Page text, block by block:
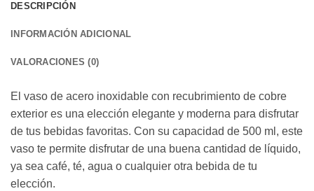
DESCRIPCIÓN
INFORMACIÓN ADICIONAL
VALORACIONES (0)
El vaso de acero inoxidable con recubrimiento de cobre
exterior es una elección elegante y moderna para disfrutar
de tus bebidas favoritas. Con su capacidad de 500 ml, este
vaso te permite disfrutar de una buena cantidad de líquido,
ya sea café, té, agua o cualquier otra bebida de tu
elección.